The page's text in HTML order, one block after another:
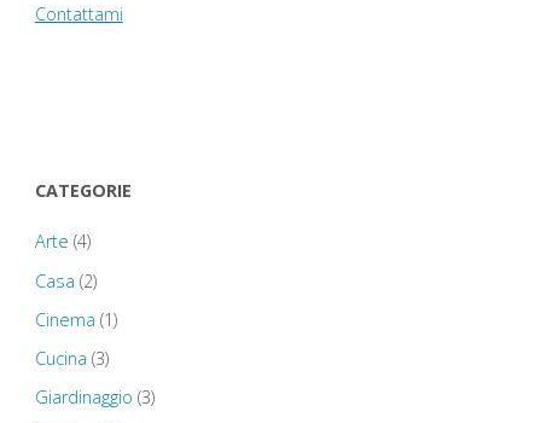
Contattami
CATEGORIE
Arte (4)
Casa (2)
Cinema (1)
Cucina (3)
Giardinaggio (3)